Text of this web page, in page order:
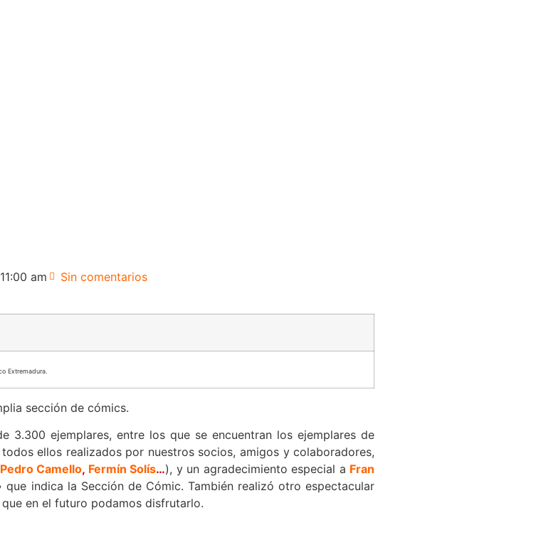
11:00 am Sin comentarios
Extremadura.
sección de cómics.
ejemplares, entre los que se encuentran los ejemplares de
todos ellos realizados por nuestros socios, amigos y colaboradores,
Pedro Camello, Fermín Solís…), y un agradecimiento especial a Fran
indica la Sección de Cómic. También realizó otro espectacular
en el futuro podamos disfrutarlo.